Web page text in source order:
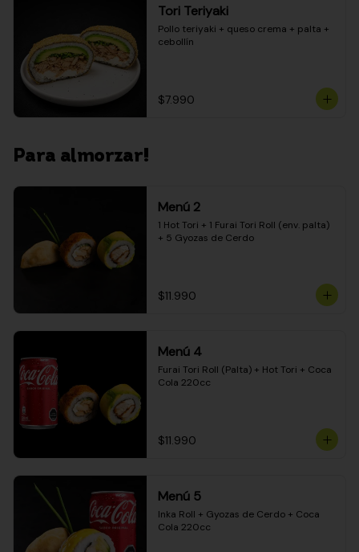
Tori Teriyaki
Pollo teriyaki + queso crema + palta +
cebollín
$7.990
Para almorzar!
Menú 2
1 Hot Tori + 1 Furai Tori Roll (env. palta)
+ 5 Gyozas de Cerdo
$11.990
Menú 4
Furai Tori Roll (Palta) + Hot Tori + Coca
Cola 220cc
$11.990
Menú 5
Inka Roll + Gyozas de Cerdo + Coca
Cola 220cc